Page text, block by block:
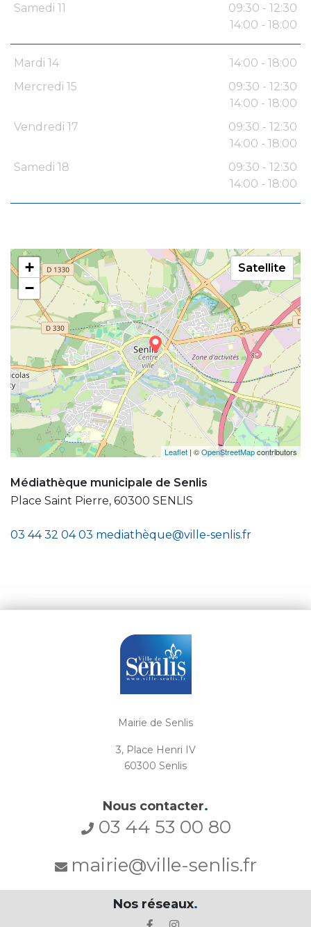
Samedi 11
09:30 - 12:30
14:00 - 18:00
Mardi 14
14:00 - 18:00
Mercredi 15
09:30 - 12:30
14:00 - 18:00
Vendredi 17
09:30 - 12:30
14:00 - 18:00
Samedi 18
09:30 - 12:30
14:00 - 18:00
+
−
Leaflet | ©OpenStreetMapcontributors
Satellite
Médiathèque municipale de Senlis
Place Saint Pierre, 60300 SENLIS
03 44 32 04 03 mediathèque@ville-senlis.fr
Mairie de Senlis
3, Place Henri IV
60300 Senlis
Nous contacter.
03 44 53 00 80
mairie@ville-senlis.fr
Nos réseaux.